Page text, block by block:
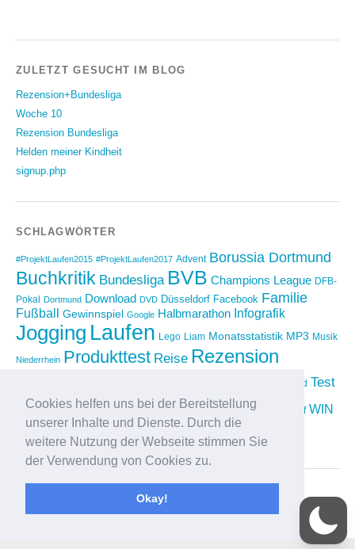
Cookies helfen uns bei der Bereitstellung
unserer Inhalte und Dienste. Durch die
weitere Nutzung der Webseite stimmen Sie
der Verwendung von Cookies zu.
Okay!
ZULETZT GESUCHT IM BLOG
Rezension+Bundesliga
Woche 10
Rezension Bundesliga
Helden meiner Kindheit
signup.php
SCHLAGWÖRTER
#ProjektLaufen2015 #ProjektLaufen2017 Advent Borussia Dortmund
Buchkritik Bundesliga BVB Champions League DFB-
Pokal
Dortmund Download DVD Düsseldorf Facebook Familie
Fußball Gewinnspiel Google Halbmarathon Infografik
Jogging Laufen Lego Liam Monatsstatistik MP3 Musik
Niederrhein Produkttest Reise Rezension
sponsored Test
Twitter Urlaub Video vimeo Weihnachten Wettkampf WIN
Compilation
YouTube
WordPress|
Elmastudio
Oben